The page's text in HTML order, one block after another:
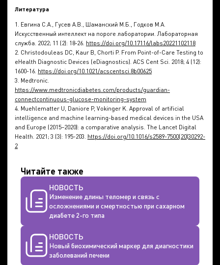
Литература
1. Евгина С.А., Гусев А.В., Шаманский М.Б., Годков М.А.
Искусственный интеллект на пороге лаборатории. Лабораторная
служба. 2022; 11 (2): 18‑26. https://doi.org/10.17116/labs20221102118
2. Christodouleas DC, Kaur B, Chorti P. From Point-of-Care Testing to
eHealth Diagnostic Devices (eDiagnostics). ACS Cent Sci. 2018; 4 (12):
1600-16. https://doi.org/10.1021/acscentsci.8b00625
3. Medtronic.
https://www.medtronicdiabetes.com/products/guardian-
connectcontinuous-glucose-monitoring-system
4. Muehlematter U, Daniore P, Vokinger K. Approval of artificial
intelligence and machine learning-based medical devices in the USA
and Europe (2015–2020): a comparative analysis. The Lancet Digital
Health. 2021; 3 (3): 195-203. https://doi.org/10.1016/s2589-7500(20)30292-
2
Читайте также
НОВОСТЬ
Изменение длины теломер и связь с
осложнениями и смертностью при сахарном
диабете 2-го типа
НОВОСТЬ
Новый биохимический маркер для диагностики
заболеваний печени